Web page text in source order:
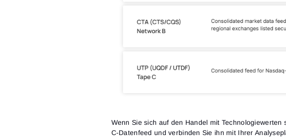
Wenn Sie sich auf den Handel mit
C-Datenfeed und verbinden Sie ihn mit Ihrer